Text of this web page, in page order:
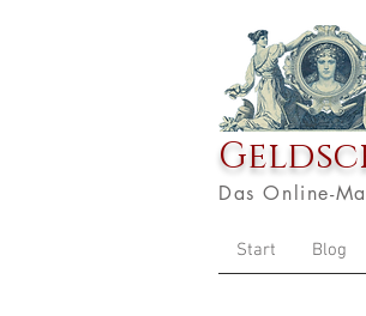
Das Online-
Start Blog